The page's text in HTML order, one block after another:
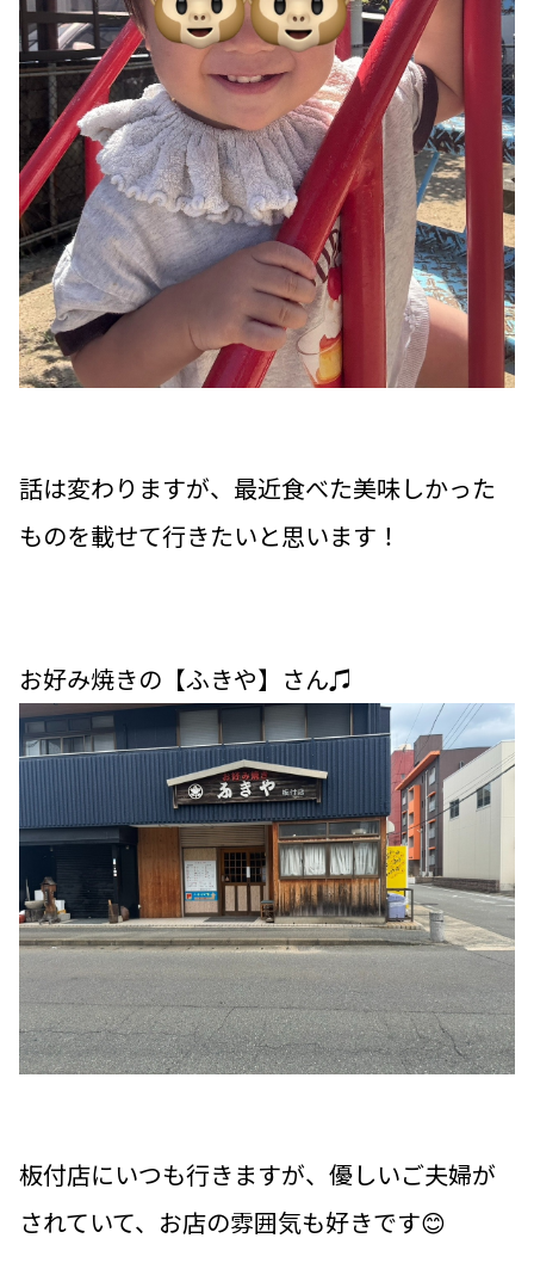
話は変わりますが、最近食べた美味しかった
ものを載せて行きたいと思います！
お好み焼きの【ふきや】さん♫
板付店にいつも行きますが、優しいご夫婦が
されていて、お店の雰囲気も好きです😊